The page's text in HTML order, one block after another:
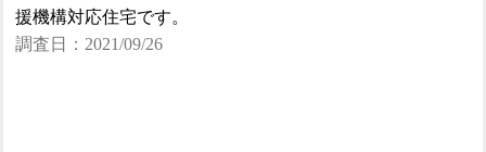
援機構対応住宅です。
調査日：2021/09/26